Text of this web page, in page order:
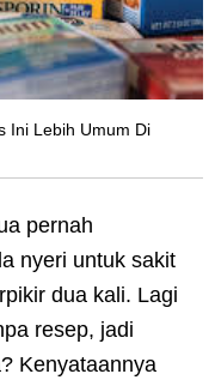
Ini Lebih Umum Di
pernah
nyeri untuk sakit
dua kali. Lagi
resep, jadi
Kenyataannya